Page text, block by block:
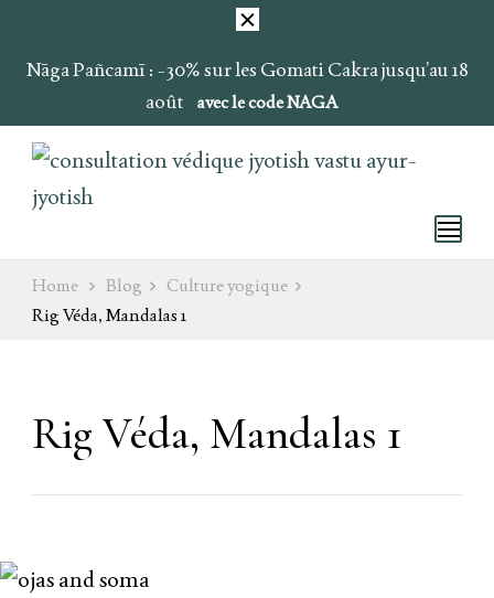
Nāga Pañcamī : -30% sur les Gomati Cakra jusqu’au 18
août
avec le code NAGA
Ojas & Soma
Ray of Light
Home Blog
Culture yogique
Rig Véda, Mandalas 1
Rig Véda, Mandalas 1